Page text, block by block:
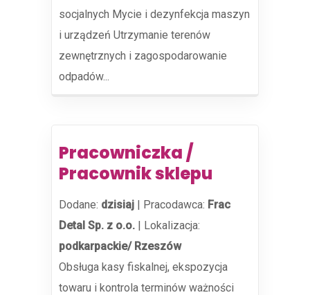
socjalnych Mycie i dezynfekcja maszyn
i urządzeń Utrzymanie terenów
zewnętrznych i zagospodarowanie
odpadów...
Pracowniczka /
Pracownik sklepu
Dodane: dzisiaj | Pracodawca: Frac
Detal Sp. z o.o. | Lokalizacja:
podkarpackie/ Rzeszów
Obsługa kasy fiskalnej, ekspozycja
towaru i kontrola terminów ważności